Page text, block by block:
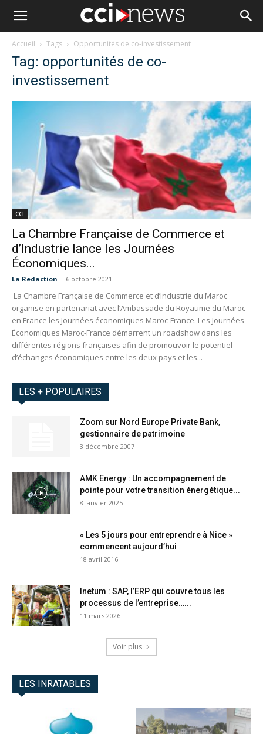
Accueil Tags Opportunités de co-investissement
Tag: opportunités de co-
investissement
CCI
La Chambre Française de Commerce et
d’Industrie lance les Journées
Économiques...
La Redaction - 6 octobre 2021
La Chambre Française de Commerce et d’Industrie du Maroc
organise en partenariat avec l’Ambassade du Royaume du Maroc
en France les Journées économiques Maroc-France. Les Journées
Économiques Maroc-France démarrent un roadshow dans les
différentes régions françaises afin de promouvoir le potentiel
d’échanges économiques entre les deux pays et les...
LES + POPULAIRES
Zoom sur Nord Europe Private Bank,
gestionnaire de patrimoine
3 décembre 2007
AMK Energy : Un accompagnement de
pointe pour votre transition énergétique...
8 janvier 2025
« Les 5 jours pour entreprendre à Nice »
commencent aujourd’hui
18 avril 2016
Inetum : SAP, l’ERP qui couvre tous les
processus de l’entreprise…...
11 mars 2026
Voir plus
LES INRATABLES